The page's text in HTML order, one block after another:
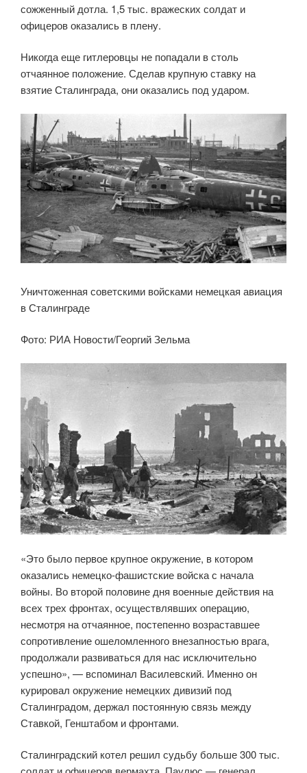
сожженный дотла. 1,5 тыс. вражеских солдат и
офицеров оказались в плену.
Никогда еще гитлеровцы не попадали в столь
отчаянное положение. Сделав крупную ставку на
взятие Сталинграда, они оказались под ударом.
Уничтоженная советскими войсками немецкая авиация
в Сталинграде
Фото: РИА Новости/Георгий Зельма
«Это было первое крупное окружение, в котором
оказались немецко-фашистские войска с начала
войны. Во второй половине дня военные действия на
всех трех фронтах, осуществлявших операцию,
несмотря на отчаянное, постепенно возраставшее
сопротивление ошеломленного внезапностью врага,
продолжали развиваться для нас исключительно
успешно», — вспоминал Василевский. Именно он
курировал окружение немецких дивизий под
Сталинградом, держал постоянную связь между
Ставкой, Генштабом и фронтами.
Сталинградский котел решил судьбу больше 300 тыс.